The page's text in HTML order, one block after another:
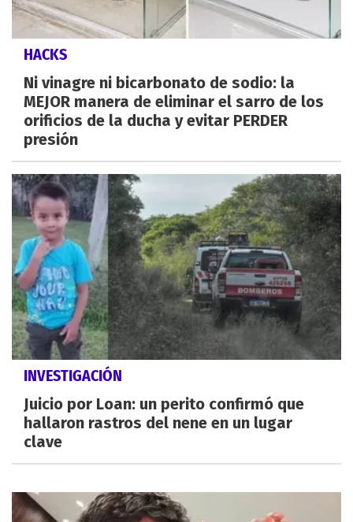
HACKS
Ni vinagre ni bicarbonato de sodio: la
MEJOR manera de eliminar el sarro de los
orificios de la ducha y evitar PERDER
presión
INVESTIGACIÓN
Juicio por Loan: un perito confirmó que
hallaron rastros del nene en un lugar
clave